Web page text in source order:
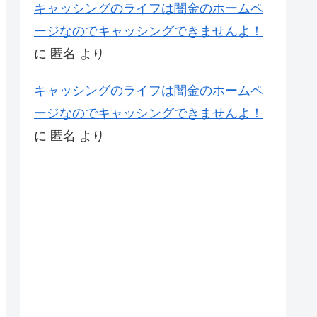
キャッシングのライフは闇金のホームペ
ージなのでキャッシングできませんよ！
に 匿名 より
キャッシングのライフは闇金のホームペ
ージなのでキャッシングできませんよ！
に 匿名 より